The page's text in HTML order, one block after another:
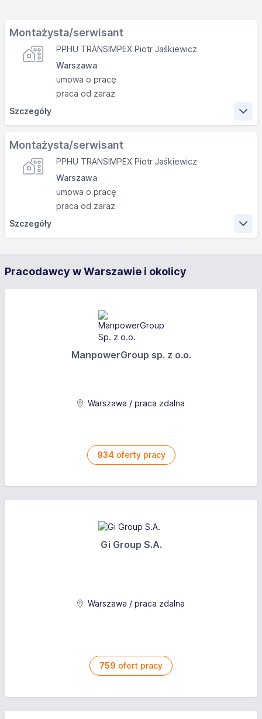
Montażysta/serwisant
PPHU TRANSIMPEX Piotr Jaśkiewicz
Warszawa
umowa o pracę
praca od zaraz
Szczegóły
Zakres obowiązków
Pracownik fizyczny do montażu bram garażowych,
ogrodzeniowych, napędów, drzwi, szlabanów,
konserwacji urządzeń.
Wymagania
Oferujemy
producentów z którymi współpracujemy.
Montażysta/serwisant
PPHU TRANSIMPEX Piotr Jaśkiewicz
Warszawa
umowa o pracę
praca od zaraz
Szczegóły
Pracownik fizyczny do montażu bram garażowych,
ogrodzeniowych, napędów, drzwi, szlabanów,
Czynne prawo jazdy kat."B"
Pracodawcy w Warszawie i okolicy
ManpowerGroup sp. z o.o.
Warszawa / praca zdalna
934 oferty pracy
Gi Group S.A.
Warszawa / praca zdalna
759 ofert pracy